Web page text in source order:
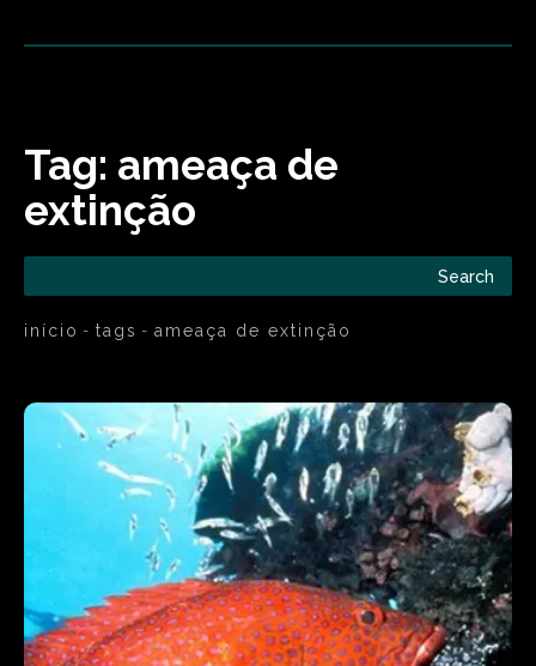
Tag: ameaça de
extinção
Search
início tags ameaça de extinção